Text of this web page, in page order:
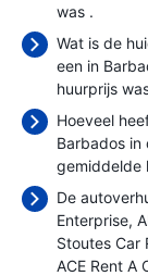
was .
Wat is de
een in
huurprijs
Hoeveel
Barbados in
gemiddelde
De
Enterprise
Stoutes Car
ACE Rent A